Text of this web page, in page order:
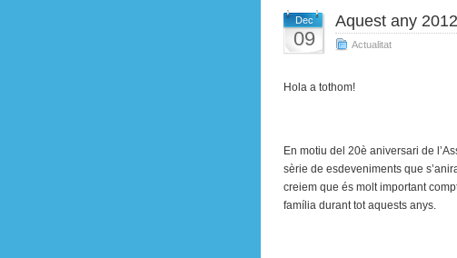
Dec
09
Aquest any
Actualitat
Hola a tothom!
En motiu del 20è aniversari de
sèrie de esdeveniments que
creiem que és molt important
família durant tot aquests anys.